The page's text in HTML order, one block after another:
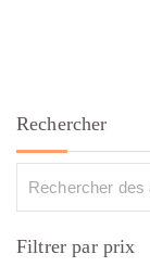
Rechercher
Filtrer par prix